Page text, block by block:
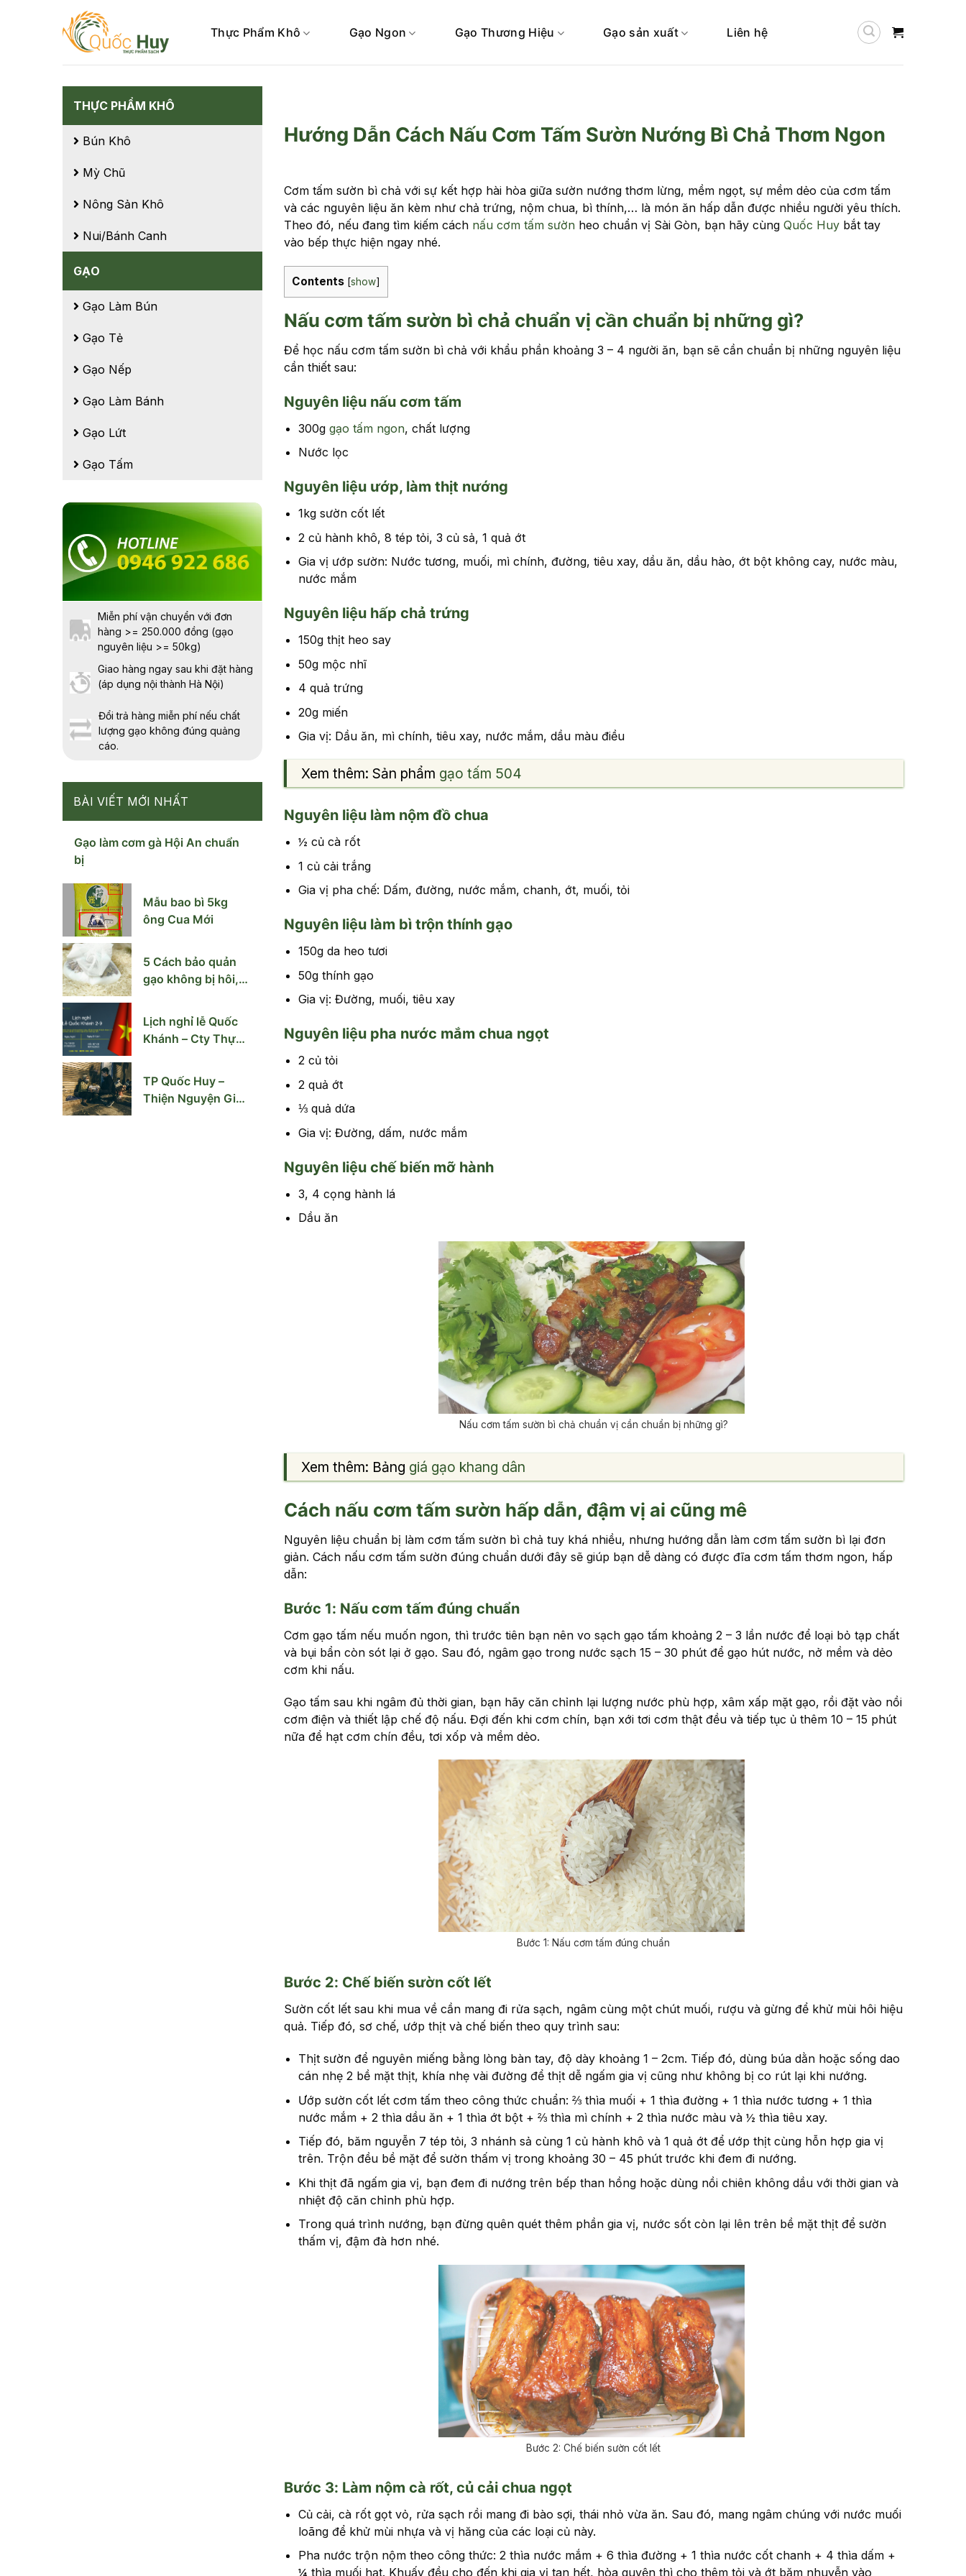
Thực Phẩm Khô Gạo Ngon Gạo Thương Hiệu Gạo sản xuất Liên hệ
THỰC PHẨM KHÔ
Bún Khô
Mỳ Chũ
Nông Sản Khô
Nui/Bánh Canh
GẠO
Gạo Làm Bún
Gạo Tẻ
Gạo Nếp
Gạo Làm Bánh
Gạo Lứt
Gạo Tấm
Miễn phí vận chuyển với đơn
hàng >= 250.000 đồng (gạo
nguyên liệu >= 50kg)
Giao hàng ngay sau khi đặt hàng
(áp dụng nội thành Hà Nội)
Đổi trả hàng miễn phí nếu chất
lượng gạo không đúng quảng
cáo.
BÀI VIẾT MỚI NHẤT
Gạo làm cơm gà Hội An chuẩn
bị
Mẫu bao bì 5kg
ông Cua Mới
5 Cách bảo quản
gạo không bị hôi,
Lịch nghỉ lễ Quốc
Khánh – Cty Thực
TP Quốc Huy –
Thiện Nguyện Giúp
Hướng Dẫn Cách Nấu Cơm Tấm Sườn Nướng Bì Chả Thơm Ngon
Cơm tấm sườn bì chả với sự kết hợp hài hòa giữa sườn nướng thơm lừng, mềm ngọt, sự mềm dẻo của cơm tấm
và các nguyên liệu ăn kèm như chả trứng, nộm chua, bì thính,… là món ăn hấp dẫn được nhiều người yêu thích.
Theo đó, nếu đang tìm kiếm cách nấu cơm tấm sườnheo chuẩn vị Sài Gòn, bạn hãy cùng Quốc Huybắt tay
vào bếp thực hiện ngay nhé.
Contents [show]
Nấu cơm tấm sườn bì chả chuẩn vị cần chuẩn bị những gì?
Để học nấu cơm tấm sườn bì chả với khẩu phần khoảng 3 – 4 người ăn, bạn sẽ cần chuẩn bị những nguyên liệu
cần thiết sau:
Nguyên liệu nấu cơm tấm
300ggạo tấm ngon, chất lượng
Nước lọc
Nguyên liệu ướp, làm thịt nướng
1kg sườn cốt lết
2 củ hành khô, 8 tép tỏi, 3 củ sả, 1 quả ớt
Gia vị ướp sườn: Nước tương, muối, mì chính, đường, tiêu xay, dầu ăn, dầu hào, ớt bột không cay, nước màu,
nước mắm
Nguyên liệu hấp chả trứng
150g thịt heo say
50g mộc nhĩ
4 quả trứng
20g miến
Gia vị: Dầu ăn, mì chính, tiêu xay, nước mắm, dầu màu điều
Xem thêm: Sản phẩm gạo tấm 504
Nguyên liệu làm nộm đồ chua
½ củ cà rốt
1 củ cải trắng
Gia vị pha chế: Dấm, đường, nước mắm, chanh, ớt, muối, tỏi
Nguyên liệu làm bì trộn thính gạo
150g da heo tươi
50g thính gạo
Gia vị: Đường, muối, tiêu xay
Nguyên liệu pha nước mắm chua ngọt
2 củ tỏi
2 quả ớt
⅓ quả dứa
Gia vị: Đường, dấm, nước mắm
Nguyên liệu chế biến mỡ hành
3, 4 cọng hành lá
Dầu ăn
Nấu cơm tấm sườn bì chả chuẩn vị cần chuẩn bị những gì?
Xem thêm: Bảng giá gạo khang dân
Cách nấu cơm tấm sườn hấp dẫn, đậm vị ai cũng mê
Nguyên liệu chuẩn bị làm cơm tấm sườn bì chả tuy khá nhiều, nhưng hướng dẫn làm cơm tấm sườn bì lại đơn
giản. Cách nấu cơm tấm sườn đúng chuẩn dưới đây sẽ giúp bạn dễ dàng có được đĩa cơm tấm thơm ngon, hấp
dẫn:
Bước 1: Nấu cơm tấm đúng chuẩn
Cơm gạo tấm nếu muốn ngon, thì trước tiên bạn nên vo sạch gạo tấm khoảng 2 – 3 lần nước để loại bỏ tạp chất
và bụi bẩn còn sót lại ở gạo. Sau đó, ngâm gạo trong nước sạch 15 – 30 phút để gạo hút nước, nở mềm và dẻo
cơm khi nấu.
Gạo tấm sau khi ngâm đủ thời gian, bạn hãy căn chỉnh lại lượng nước phù hợp, xâm xấp mặt gạo, rồi đặt vào nồi
cơm điện và thiết lập chế độ nấu. Đợi đến khi cơm chín, bạn xới tơi cơm thật đều và tiếp tục ủ thêm 10 – 15 phút
nữa để hạt cơm chín đều, tơi xốp và mềm dẻo.
Bước 1: Nấu cơm tấm đúng chuẩn
Bước 2: Chế biến sườn cốt lết
Sườn cốt lết sau khi mua về cần mang đi rửa sạch, ngâm cùng một chút muối, rượu và gừng để khử mùi hôi hiệu
quả. Tiếp đó, sơ chế, ướp thịt và chế biến theo quy trình sau:
Thịt sườn để nguyên miếng bằng lòng bàn tay, độ dày khoảng 1 – 2cm. Tiếp đó, dùng búa dằn hoặc sống dao
cán nhẹ 2 bề mặt thịt, khía nhẹ vài đường để thịt dễ ngấm gia vị cũng như không bị co rút lại khi nướng.
Ướp sườn cốt lết cơm tấm theo công thức chuẩn: ⅔ thìa muối + 1 thìa đường + 1 thìa nước tương + 1 thìa
nước mắm + 2 thìa dầu ăn + 1 thìa ớt bột + ⅔ thìa mì chính + 2 thìa nước màu và ½ thìa tiêu xay.
Tiếp đó, băm nguyễn 7 tép tỏi, 3 nhánh sả cùng 1 củ hành khô và 1 quả ớt để ướp thịt cùng hỗn hợp gia vị
trên. Trộn đều bề mặt để sườn thấm vị trong khoảng 30 – 45 phút trước khi đem đi nướng.
Khi thịt đã ngấm gia vị, bạn đem đi nướng trên bếp than hồng hoặc dùng nồi chiên không dầu với thời gian và
nhiệt độ căn chỉnh phù hợp.
Trong quá trình nướng, bạn đừng quên quét thêm phần gia vị, nước sốt còn lại lên trên bề mặt thịt để sườn
thấm vị, đậm đà hơn nhé.
Bước 2: Chế biến sườn cốt lết
Bước 3: Làm nộm cà rốt, củ cải chua ngọt
Củ cải, cà rốt gọt vỏ, rửa sạch rồi mang đi bào sợi, thái nhỏ vừa ăn. Sau đó, mang ngâm chúng với nước muối
loãng để khử mùi nhựa và vị hăng của các loại củ này.
Pha nước trộn nộm theo công thức: 2 thìa nước mắm + 6 thìa đường + 1 thìa nước cốt chanh + 4 thìa dấm +
¼ thìa muối hạt. Khuấy đều cho đến khi gia vị tan hết, hòa quyện thì cho thêm tỏi và ớt băm nhuyễn vào